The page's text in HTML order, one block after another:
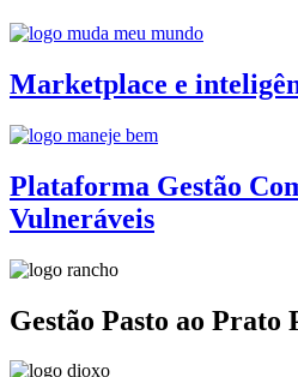
Marketplace e
Plataforma Gestão
Vulneráveis
Gestão Pasto ao Prato